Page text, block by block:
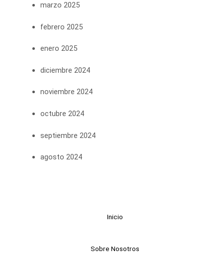
marzo 2025
febrero 2025
enero 2025
diciembre 2024
noviembre 2024
octubre 2024
septiembre 2024
agosto 2024
Inicio
Sobre Nosotros